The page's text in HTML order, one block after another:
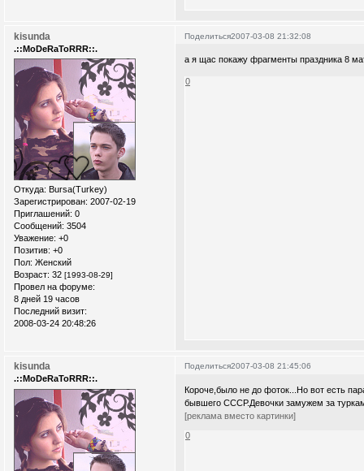
Поделиться2007-03-08 21:32:08
kisunda
.::MoDeRaToRRR::.
Откуда: Bursa(Turkey)
Зарегистрирован: 2007-02-19
Приглашений: 0
Сообщений: 3504
Уважение: +0
Позитив: +0
Пол: Женский
Возраст: 32 [1993-08-29]
Провел на форуме:
8 дней 19 часов
Последний визит:
2008-03-24 20:48:26
а я щас покажу фрагменты праздника 8
0
Поделиться2007-03-08 21:45:06
kisunda
.::MoDeRaToRRR::.
Короче,было не до фоток...Но вот есть
бывшего СССР.Девочки замужем за
[реклама вместо картинки]
0